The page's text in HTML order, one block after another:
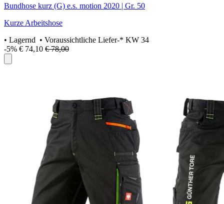
Bundhose kurz (G) e.s. motion 2020 | Gr. 50
Kurze Arbeitshose
• Lagernd • Voraussichtliche Liefer-* KW 34
-5% € 74,10 € 78,00